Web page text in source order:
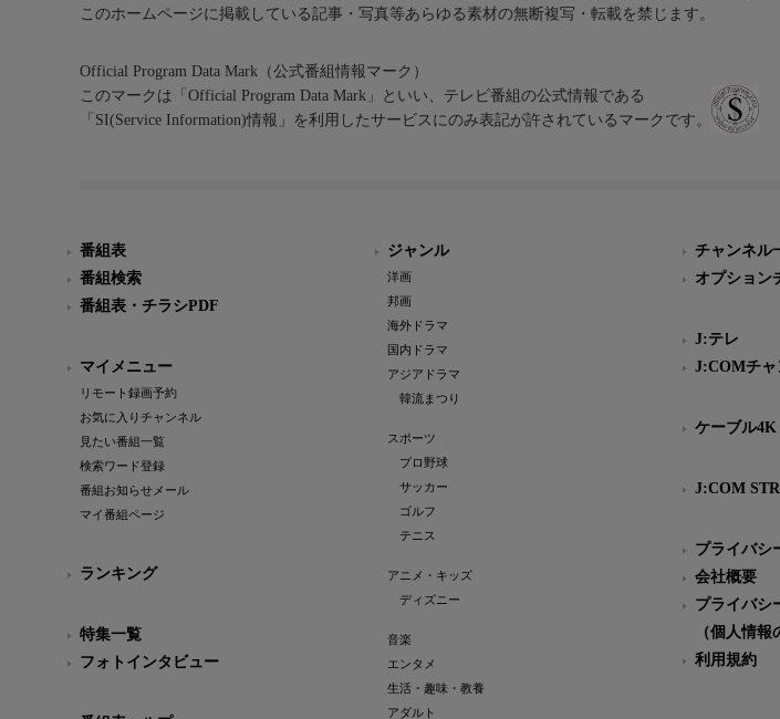
このホームページに掲載している記事・写真等あらゆる素材の無断複写・転載を禁じます。
Official Program Data Mark（公式番組情報マーク）
このマークは「Official Program Data Mark」といい、テレビ番組の公式情報である
「SI(Service Information)情報」を利用したサービスにのみ表記が許されているマークです。
番組表
番組検索
番組表・チラシPDF
マイメニュー
リモート録画予約
お気に入りチャンネル
見たい番組一覧
検索ワード登録
番組お知らせメール
マイ番組ページ
ランキング
特集一覧
フォトインタビュー
ジャンル
洋画
邦画
海外ドラマ
国内ドラマ
アジアドラマ
韓流まつり
スポーツ
プロ野球
サッカー
ゴルフ
テニス
アニメ・キッズ
ディズニー
音楽
エンタメ
生活・趣味・教養
アダルト
チャンネル
オプション
J:テレ
J:COMチャ
ケーブル4K
J:COM
プライバシ
会社概要
プライバシ
（個人情報
利用規約